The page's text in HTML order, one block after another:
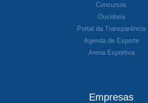
Concursos
Ouvidoria
Portal da Transparência
Agenda de Esporte
Arena Esportiva
Empresas